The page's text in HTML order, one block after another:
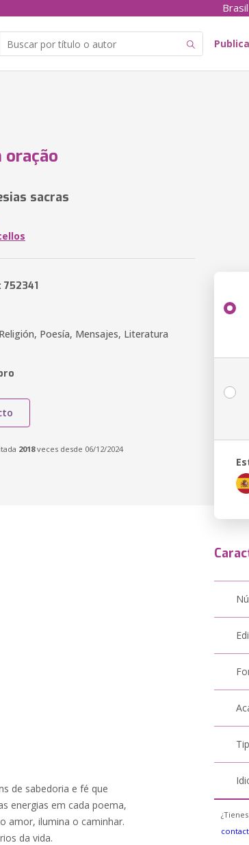
Brasil
oração
sacras
Poesía, Mensajes, Literatura
2018veces desde 06/12/2024
de sabedoria e fé que
energias em cada poema,
amor, ilumina o caminhar.
da vida.